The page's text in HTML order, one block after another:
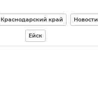
Краснодарский край Новости
Ейск